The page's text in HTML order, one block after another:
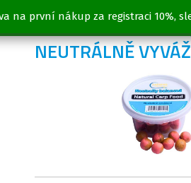
na první nákup za registraci 10%,
BOILIES SCOPEX
NEUTRÁLNĚ